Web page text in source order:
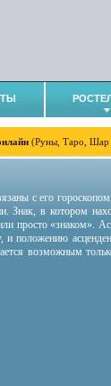
(Руны, Таро,
с его
Знак, в котором
просто «знаком».
положению
возможным